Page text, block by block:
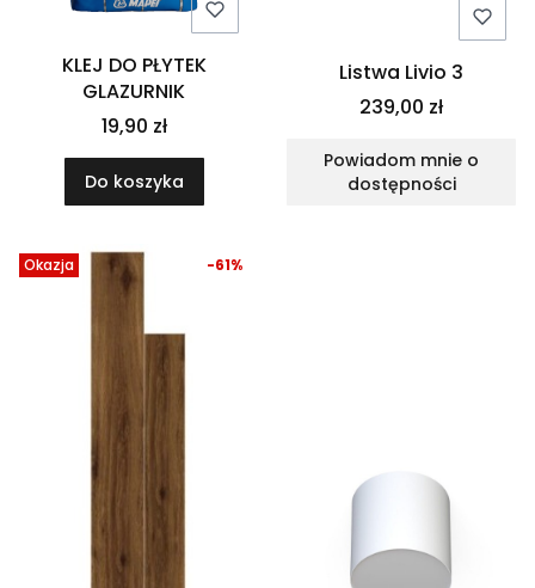
KLEJ DO PŁYTEK
GLAZURNIK
19,90 zł
Do koszyka
Listwa Livio 3
239,00 zł
Powiadom mnie o
dostępności
Okazja -61%